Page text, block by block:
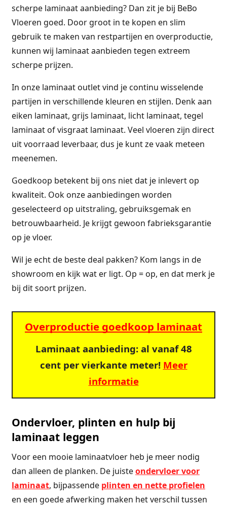
scherpe laminaat aanbieding? Dan zit je bij BeBo
Vloeren goed. Door groot in te kopen en slim
gebruik te maken van restpartijen en overproductie,
kunnen wij laminaat aanbieden tegen extreem
scherpe prijzen.
In onze laminaat outlet vind je continu wisselende
partijen in verschillende kleuren en stijlen. Denk aan
eiken laminaat, grijs laminaat, licht laminaat, tegel
laminaat of visgraat laminaat. Veel vloeren zijn direct
uit voorraad leverbaar, dus je kunt ze vaak meteen
meenemen.
Goedkoop betekent bij ons niet dat je inlevert op
kwaliteit. Ook onze aanbiedingen worden
geselecteerd op uitstraling, gebruiksgemak en
betrouwbaarheid. Je krijgt gewoon fabrieksgarantie
op je vloer.
Wil je echt de beste deal pakken? Kom langs in de
showroom en kijk wat er ligt. Op = op, en dat merk je
bij dit soort prijzen.
Overproductie goedkoop laminaat
Laminaat aanbieding: al vanaf 48
cent per vierkante meter! Meer
informatie
Ondervloer, plinten en hulp bij
laminaat leggen
Voor een mooie laminaatvloer heb je meer nodig
dan alleen de planken. De juisteondervloer voor
laminaat, bijpassende plinten en nette profielen
en een goede afwerking maken het verschil tussen